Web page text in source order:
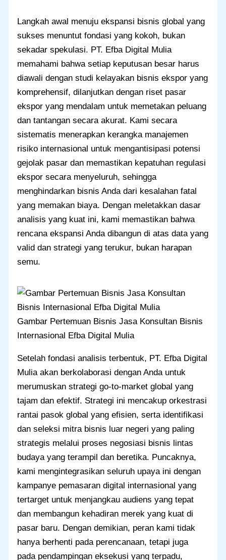
Langkah awal menuju ekspansi bisnis global yang
sukses menuntut fondasi yang kokoh, bukan
sekadar spekulasi. PT. Efba Digital Mulia
memahami bahwa setiap keputusan besar harus
diawali dengan studi kelayakan bisnis ekspor yang
komprehensif, dilanjutkan dengan riset pasar
ekspor yang mendalam untuk memetakan peluang
dan tantangan secara akurat. Kami secara
sistematis menerapkan kerangka manajemen
risiko internasional untuk mengantisipasi potensi
gejolak pasar dan memastikan kepatuhan regulasi
ekspor secara menyeluruh, sehingga
menghindarkan bisnis Anda dari kesalahan fatal
yang memakan biaya. Dengan meletakkan dasar
analisis yang kuat ini, kami memastikan bahwa
rencana ekspansi Anda dibangun di atas data yang
valid dan strategi yang terukur, bukan harapan
semu.
Gambar Pertemuan Bisnis Jasa Konsultan Bisnis
Internasional Efba Digital Mulia
Setelah fondasi analisis terbentuk, PT. Efba Digital
Mulia akan berkolaborasi dengan Anda untuk
merumuskan strategi go-to-market global yang
tajam dan efektif. Strategi ini mencakup orkestrasi
rantai pasok global yang efisien, serta identifikasi
dan seleksi mitra bisnis luar negeri yang paling
strategis melalui proses negosiasi bisnis lintas
budaya yang terampil dan beretika. Puncaknya,
kami mengintegrasikan seluruh upaya ini dengan
kampanye pemasaran digital internasional yang
tertarget untuk menjangkau audiens yang tepat
dan membangun kehadiran merek yang kuat di
pasar baru. Dengan demikian, peran kami tidak
hanya berhenti pada perencanaan, tetapi juga
pada pendampingan eksekusi yang terpadu,